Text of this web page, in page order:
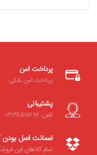
پرداخت امن
پرداخت امن بانکی
پشتیبانی
تلفن: 04135515697
ضمانت اصل بودن
تمام کالاهای این